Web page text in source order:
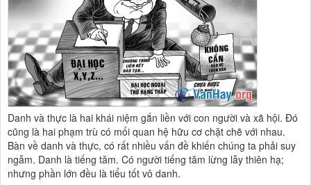
Danh và thực là hai khái niệm gắn liền với con người và xã hội. Đó
cũng là hai phạm trù có mối quan hệ hữu cơ chặt chẽ với nhau.
Bàn về danh và thực, có rất nhiều vấn đề khiến chúng ta phải suy
ngẫm. Danh là tiếng tăm. Có người tiếng tăm lừng lẫy thiên hạ;
nhưng phần lớn đều là tiểu tốt vô danh.